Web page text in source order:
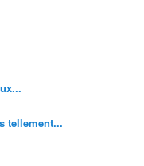
tellement...